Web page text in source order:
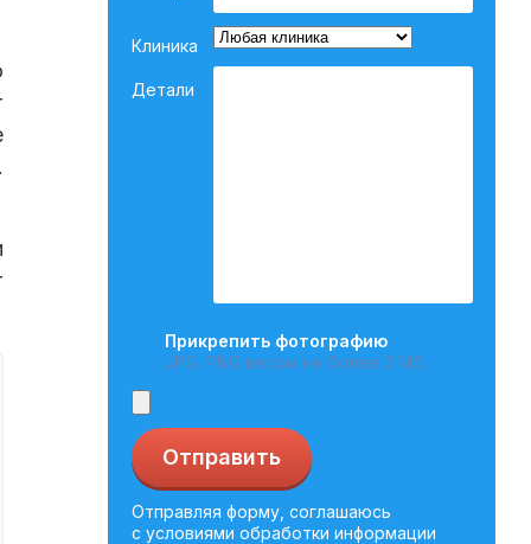
Клиника
Детали
Прикрепить фотографию
JPG, PNG весом не более 2 Мб.
Отправить
Отправляя форму, соглашаюсь
с условиями обработки информации